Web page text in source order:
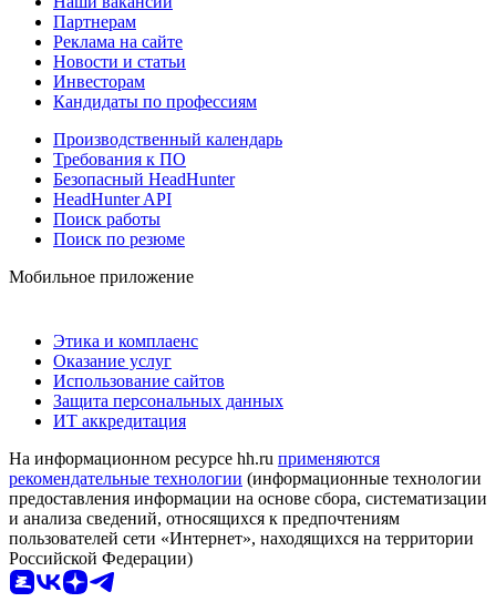
Партнерам
Реклама на сайте
Новости и статьи
Инвесторам
Кандидаты по профессиям
Производственный календарь
Требования к ПО
Безопасный HeadHunter
HeadHunter API
Поиск работы
Поиск по резюме
Мобильное приложение
Этика и комплаенс
Оказание услуг
Использование сайтов
Защита персональных данных
ИТ аккредитация
На информационном ресурсе hh.ru применяются
рекомендательные технологии (информационные технологии
предоставления информации на основе сбора, систематизации
и анализа сведений, относящихся к предпочтениям
пользователей сети «Интернет», находящихся на территории
Российской Федерации)